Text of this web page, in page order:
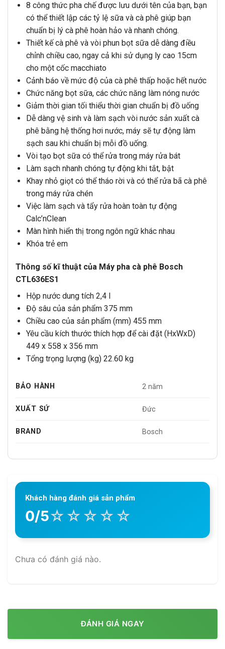
8 công thức pha chế được lưu dưới tên của bạn, bạn
có thể thiết lập các tỷ lệ sữa và cà phê giúp bạn
chuẩn bị lý cà phê hoàn hảo và nhanh chóng.
Thiết kế cà phê và vòi phun bọt sữa dễ dàng điều
chỉnh chiều cao, ngay cả khi sử dụng ly cao 15cm
cho một cốc macchiato
Cảnh báo về mức độ của cà phê thấp hoặc hết nước
Chức năng bọt sữa, các chức năng làm nóng nước
Giảm thời gian tối thiểu thời gian chuẩn bị đồ uống
Dễ dàng vệ sinh và làm sạch vòi nước sản xuất cà
phê bằng hệ thống hơi nước, máy sẽ tự động làm
sạch sau khi chuẩn bị mỗi đồ uống.
Vòi tạo bọt sữa có thể rửa trong máy rửa bát
Làm sạch nhanh chóng tự động khi tắt, bật
Khay nhỏ giọt có thể tháo rời và có thể rửa bã cà phê
trong máy rửa chén
Việc làm sạch và tẩy rửa hoàn toàn tự động
Calc’nClean
Màn hình hiển thị trong ngôn ngữ khác nhau
Khóa trẻ em
Thông số kĩ thuật của Máy pha cà phê Bosch
CTL636ES1
Hộp nước dung tích 2,4 l
Độ sâu của sản phẩm 375 mm
Chiều cao của sản phẩm (mm) 455 mm
Yêu cầu kích thước thích hợp để cài đặt (HxWxD)
449 x 558 x 356 mm
Tổng trọng lượng (kg) 22.60 kg
BẢO HÀNH 2 năm
XUẤT SỨ Đức
BRAND Bosch
Khách hàng đánh giá sản phẩm
0/5☆ ☆ ☆ ☆ ☆
Chưa có đánh giá nào.
ĐÁNH GIÁ NGAY